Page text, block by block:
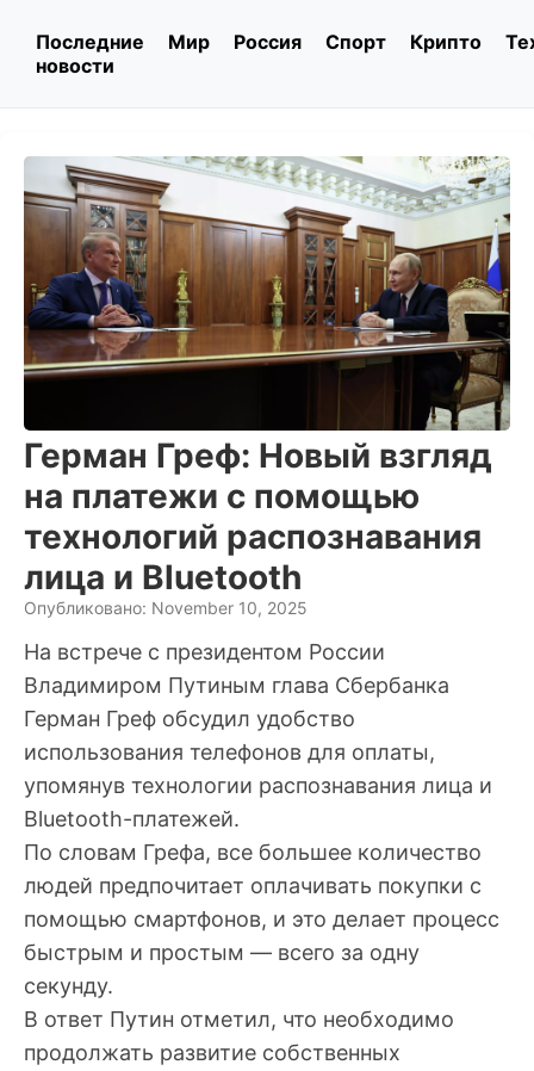
Последние
новости
Мир Россия Спорт Крипто
Герман Греф: Новый взгляд
на платежи с помощью
технологий распознавания
лица и Bluetooth
Опубликовано: November 10, 2025
На встрече с президентом России
Владимиром Путиным глава Сбербанка
Герман Греф обсудил удобство
использования телефонов для оплаты,
упомянув технологии распознавания лица и
Bluetooth-платежей.
По словам Грефа, все большее количество
людей предпочитает оплачивать покупки с
помощью смартфонов, и это делает процесс
быстрым и простым — всего за одну
секунду.
В ответ Путин отметил, что необходимо
продолжать развитие собственных